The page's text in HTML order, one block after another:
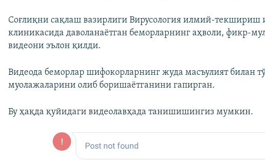
Соғлиқни сақлаш вазирлиги Вирусология илмий-текшириш
клиникасида даволанаётган беморларнинг аҳволи, фикр-
видеони эълон қилди.
Видеода беморлар шифокорларнинг жуда масъулият билан
муолажаларини олиб боришаётганини гапирган.
Бу ҳақда қуйидаги видеолавҳада танишишингиз мумкин.